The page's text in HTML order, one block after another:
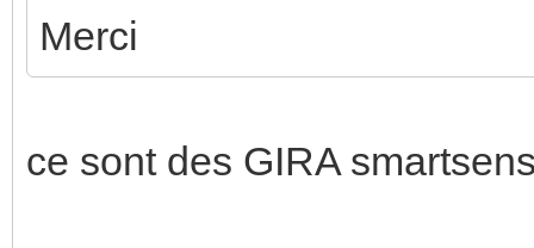
Merci
ce sont des GIRA